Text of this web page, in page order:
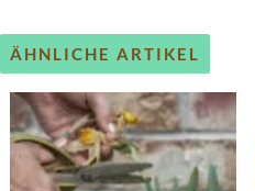
ÄHNLICHE ARTIKEL